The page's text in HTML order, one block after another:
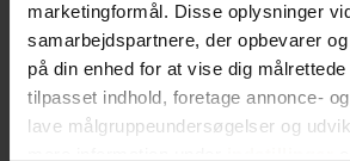
marketingformål. Disse oplysninger
samarbejdspartnere, der opbevarer
på din enhed for at vise dig
tilpasset indhold, foretage annonce-
lave målgruppeundersøgelser og